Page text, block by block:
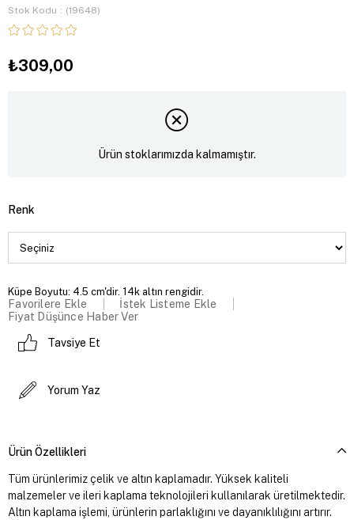
Stok Kodu (19648)
₺309,00
Ürün stoklarımızda kalmamıştır.
Renk
Küpe Boyutu: 4.5 cm'dir. 14k altın rengidir.
Favorilere Ekle
İstek Listeme Ekle
Fiyat Düşünce Haber Ver
Tavsiye Et
Yorum Yaz
Ürün Özellikleri
Tüm ürünlerimiz çelik ve altın kaplamadır. Yüksek kaliteli
malzemeler ve ileri kaplama teknolojileri kullanılarak üretilmektedir.
Altın kaplama işlemi, ürünlerin parlaklığını ve dayanıklılığını artırır.